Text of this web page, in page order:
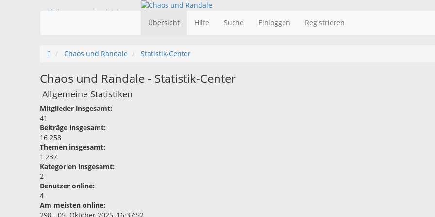
Einloggen Registrieren
Übersicht Hilfe Suche Einloggen Registrieren
Chaos und Randale Statistik-Center
Chaos und Randale - Statistik-Center
Allgemeine Statistiken
Mitglieder insgesamt:
41
Beiträge insgesamt:
16 258
Themen insgesamt:
1 237
Kategorien insgesamt:
2
Benutzer online:
4
Am meisten online:
298 - 05. Oktober 2025, 16:37:52